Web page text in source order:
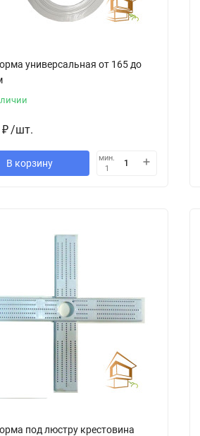
универсальная от 165 до
₽/шт.
В корзину
мин.
1
под люстру крестовина